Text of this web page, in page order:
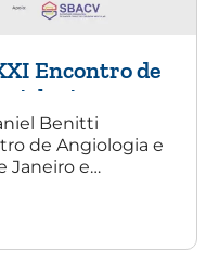
Encontro de
e
Vascular
Rio de Janeiro
Benitti
de Angiologia e
Janeiro e
aneurisma